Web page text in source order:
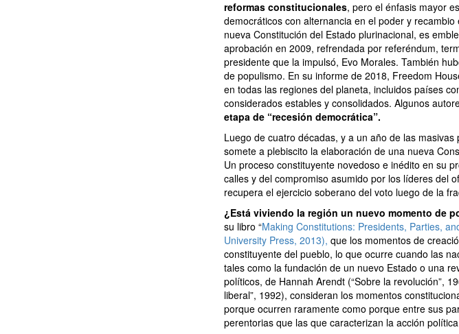
reformas constitucionales, pero el énfasis mayor
democráticos con alternancia en el poder y
nueva Constitución del Estado plurinacional, es
aprobación en 2009, refrendada por referéndum,
presidente que la impulsó, Evo Morales. También
de populismo. En su informe de 2018, Freedom
en todas las regiones del planeta, incluidos países
considerados estables y consolidados. Algunos
etapa de “recesión democrática”.
Luego de cuatro décadas, y a un año de las
somete a plebiscito la elaboración de una nueva
Un proceso constituyente novedoso e inédito en su
calles y del compromiso asumido por los líderes del
recupera el ejercicio soberano del voto luego de la
¿Está viviendo la región un nuevo momento de
su libro “Making Constitutions: Presidents, Parties,
University Press, 2013), que los momentos de
constituyente del pueblo, lo que ocurre cuando las
tales como la fundación de un nuevo Estado o una
políticos, de Hannah Arendt (“Sobre la revolución”,
liberal”, 1992), consideran los momentos
porque ocurren raramente como porque entre sus
perentorias que las que caracterizan la acción